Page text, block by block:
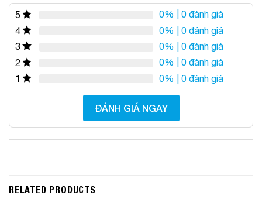
5 0% | 0 đánh giá
4
0% | 0 đánh giá
3
0% | 0 đánh giá
2
0% | 0 đánh giá
1
0% | 0 đánh giá
ĐÁNH GIÁ NGAY
RELATED PRODUCTS